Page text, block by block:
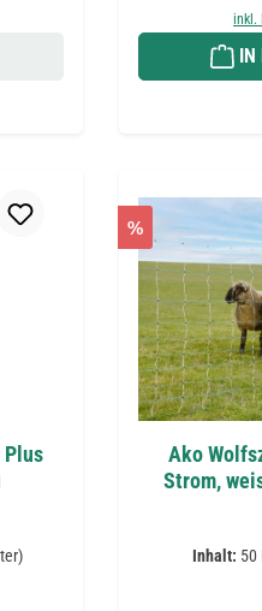
inkl.
IN
Plus
%
Ako
Strom,
Inhalt: 50